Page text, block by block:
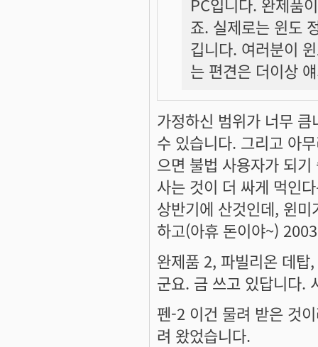
죠. 실제로는 윈도
깁니다. 여러분이
는 편견은 더이상
가정하신 범위가 너무
수 있습니다. 그리고 아
으면 불법 사용자가 되
사는 것이 더 싸게 먹인
상반기에 산것인데, 윈
하고(아휴 돈이야~)
완제품 2, 파빌리온 데
군요. 금 쓰고 있답니다.
펜-2 이건 물려 받은 것
려 왔었습니다.